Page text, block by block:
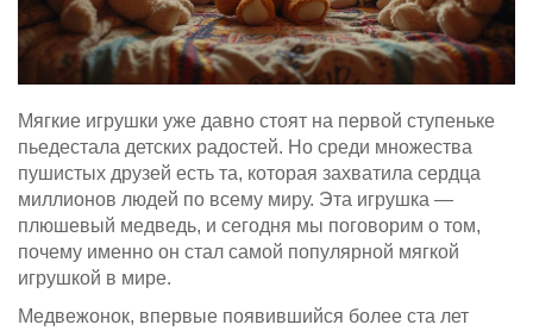
Мягкие игрушки уже давно стоят на первой ступеньке
пьедестала детских радостей. Но среди множества
пушистых друзей есть та, которая захватила сердца
миллионов людей по всему миру. Эта игрушка —
плюшевый медведь, и сегодня мы поговорим о том,
почему именно он стал самой популярной мягкой
игрушкой в мире.
Медвежонок, впервые появившийся более ста лет